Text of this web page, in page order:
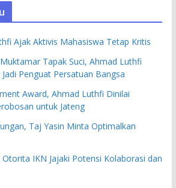
Ajak Aktivis Mahasiswa Tetap Kritis
Tapak Suci, Ahmad Luthfi
Penguat Persatuan Bangsa
Award, Ahmad Luthfi Dinilai
untuk Jateng
Taj Yasin Minta Optimalkan
IKN Jajaki Potensi Kolaborasi dan